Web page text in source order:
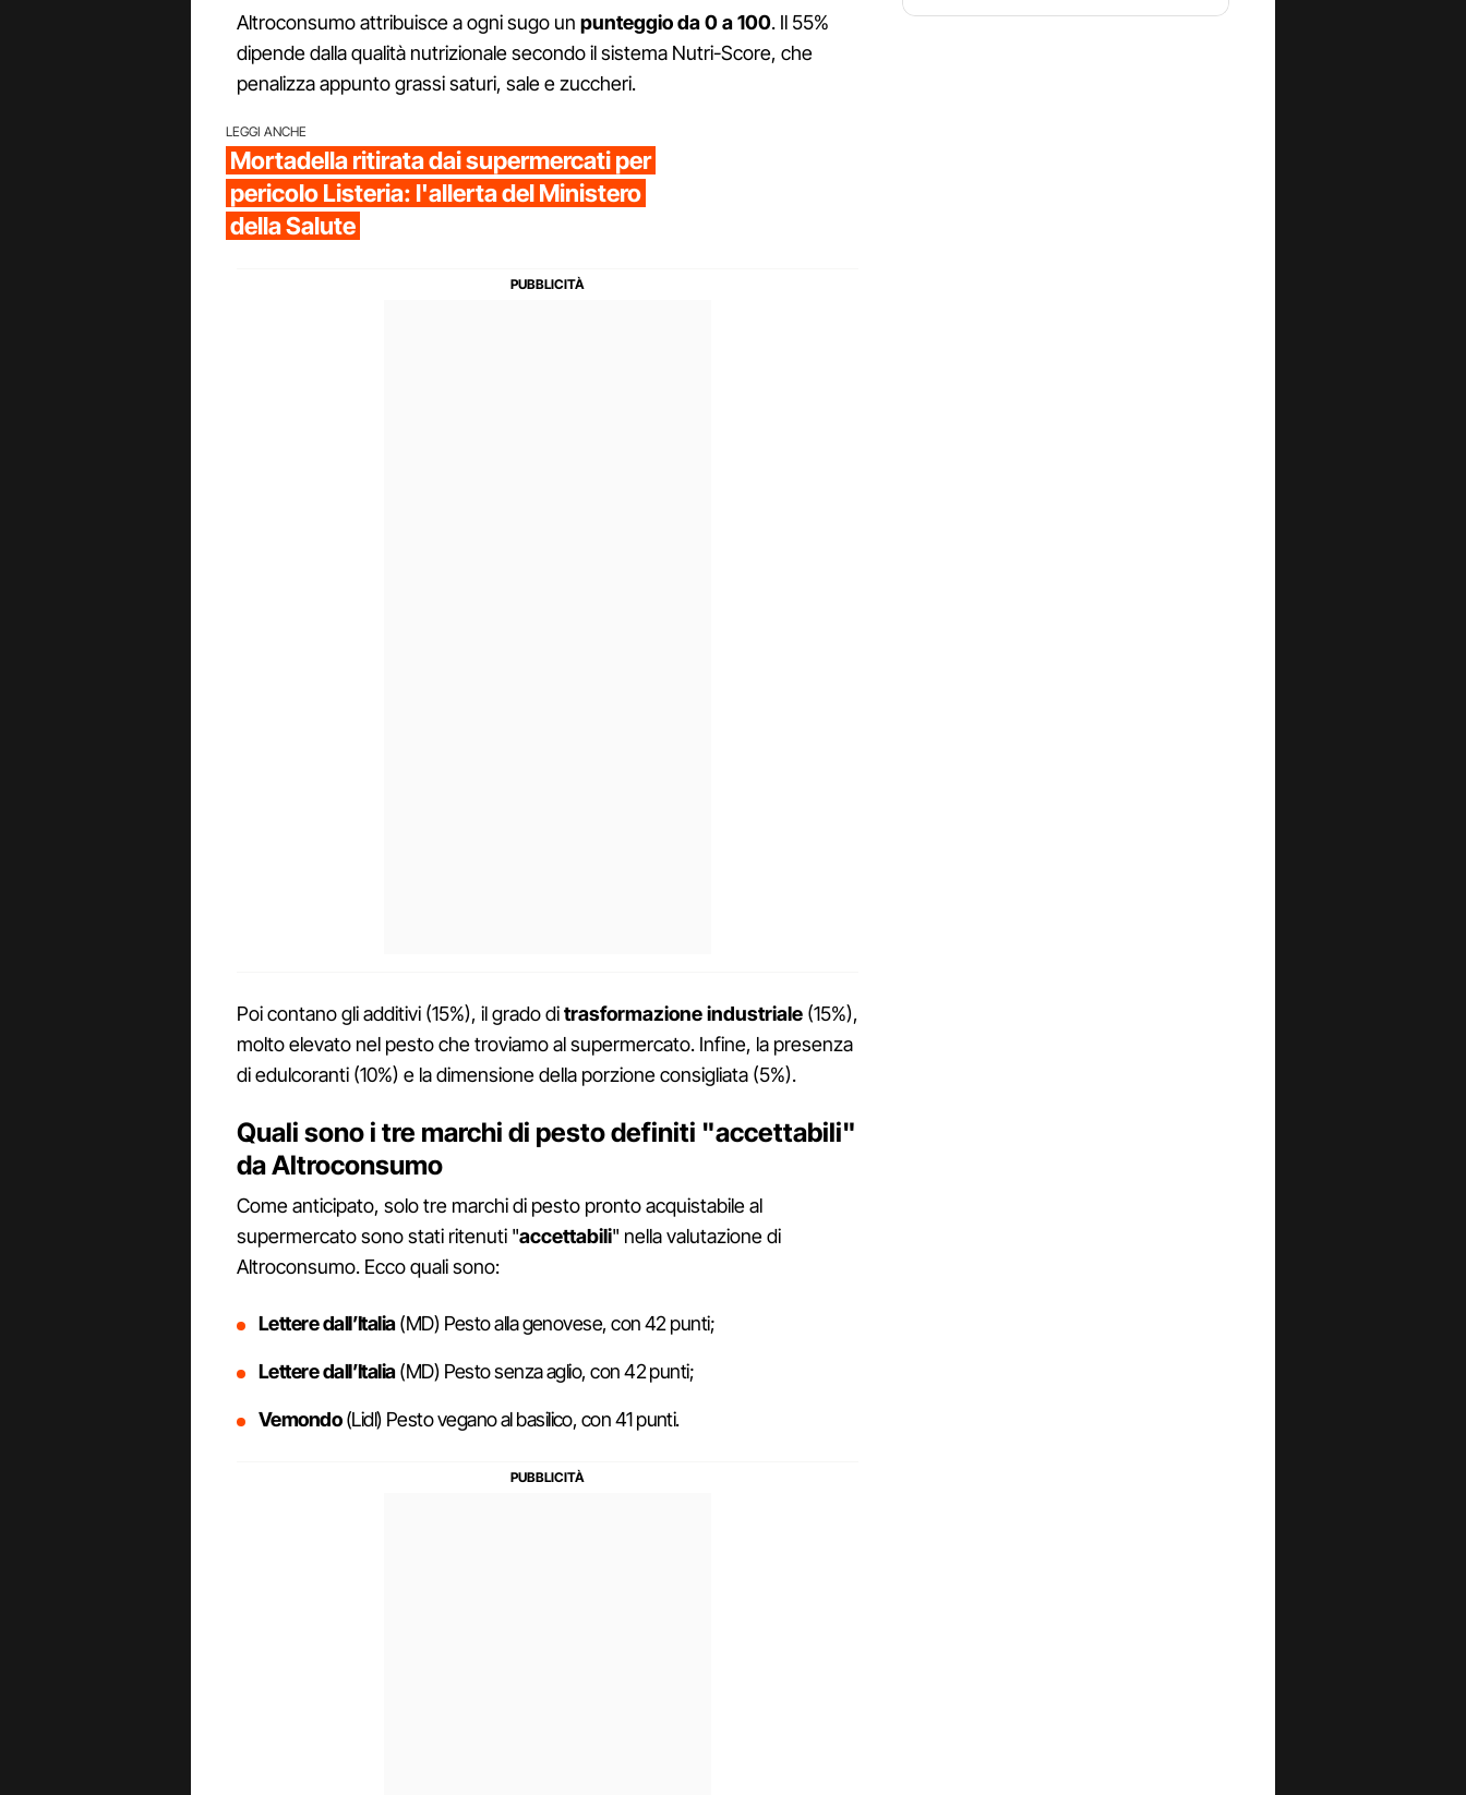
Altroconsumo attribuisce a ogni sugo un punteggio da 0 a 100. Il 55%
dipende dalla qualità nutrizionale secondo il sistema Nutri-Score, che
penalizza appunto grassi saturi, sale e zuccheri.
LEGGI ANCHE
Mortadella ritirata dai supermercati per
pericolo Listeria: l'allerta del Ministero
della Salute
Poi contano gli additivi (15%), il grado ditrasformazione industriale (15%),
molto elevato nel pesto che troviamo al supermercato. Infine, la presenza
di edulcoranti (10%) e la dimensione della porzione consigliata (5%).
Quali sono i tre marchi di pesto definiti "accettabili"
da Altroconsumo
Come anticipato, solo tre marchi di pesto pronto acquistabile al
supermercato sono stati ritenuti "accettabili" nella valutazione di
Altroconsumo. Ecco quali sono:
Lettere dall’Italia(MD) Pesto alla genovese, con 42 punti;
Lettere dall’Italia(MD) Pesto senza aglio, con 42 punti;
Vemondo(Lidl) Pesto vegano al basilico, con 41 punti.